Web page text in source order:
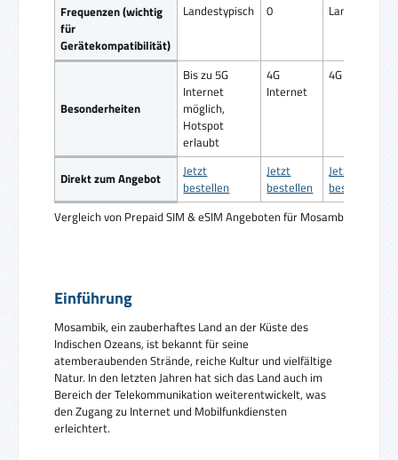
Vergleich von Prepaid SIM & eSIM Angeboten für Mosambik
Frequenzen (wichtig
für
Gerätekompatibilität)
Landestypisch 0
Besonderheiten
Bis zu 5G
Internet
möglich,
Hotspot
erlaubt
4G
Internet
4G Internet
Direkt zum Angebot
Jetzt
bestellen
Jetzt
bestellen
Jetzt
bestellen
Einführung
Mosambik, ein zauberhaftes Land an der Küste des
Indischen Ozeans, ist bekannt für seine
atemberaubenden Strände, reiche Kultur und vielfältige
Natur. In den letzten Jahren hat sich das Land auch im
Bereich der Telekommunikation weiterentwickelt, was
den Zugang zu Internet und Mobilfunkdiensten
erleichtert.